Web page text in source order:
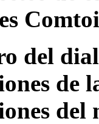
del
de